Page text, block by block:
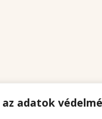
adatok